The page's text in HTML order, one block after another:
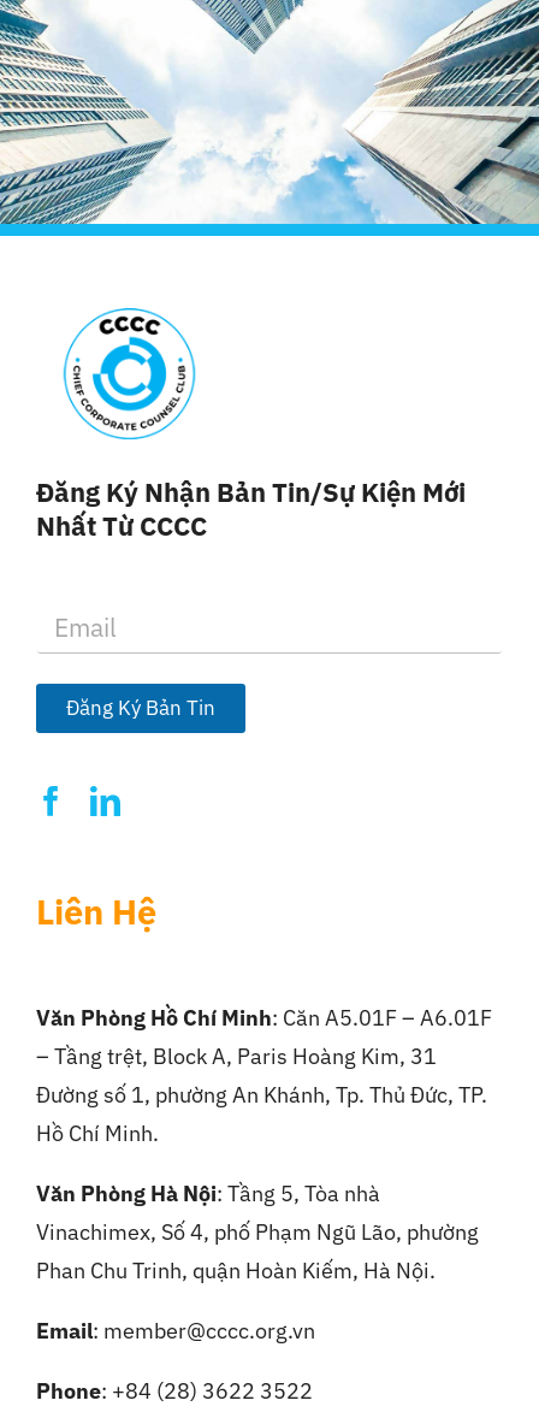
Đăng Ký Nhận Bản Tin/sự Kiện Mới
Nhất Từ CCCC
a
i
*
Đăng Ký Bản Tin
Liên Hệ
Văn Phòng Hồ Chí Minh: Căn A5.01F – A6.01F
– Tầng trệt, Block A, Paris Hoàng Kim, 31
Đường số 1, phường An Khánh, Tp. Thủ Đức, TP.
Hồ Chí Minh.
Văn Phòng Hà Nội: Tầng 5, Tòa nhà
Vinachimex, Số 4, phố Phạm Ngũ Lão, phường
Phan Chu Trinh, quận Hoàn Kiếm, Hà Nội.
Email: member@cccc.org.vn
Phone: +84 (28) 3622 3522